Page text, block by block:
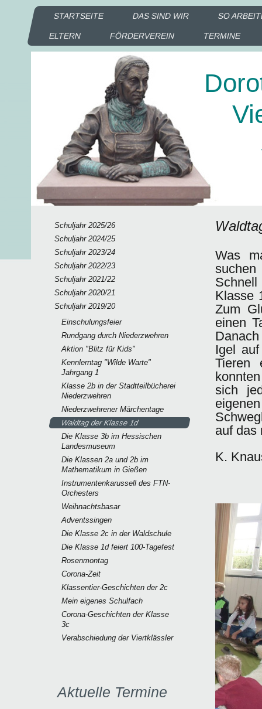
STARTSEITE DAS SIND WIR SO
ELTERN FÖRDERVEREIN TERMINE
Was
Schnell
Klasse
Zum
einen
Igel
Tieren
sich
auf das
K.
Schuljahr 2025/26
Schuljahr 2024/25
Schuljahr 2023/24
Schuljahr 2022/23
Schuljahr 2021/22
Schuljahr 2020/21
Schuljahr 2019/20
Einschulungsfeier
Rundgang durch Niederzwehren
Aktion "Blitz für Kids"
Kennlerntag "Wilde Warte"
Jahrgang 1
Klasse 2b in der Stadtteilbücherei
Niederzwehren
Niederzwehrener Märchentage
Waldtag der Klasse 1d
Die Klasse 3b im Hessischen
Landesmuseum
Die Klassen 2a und 2b im
Mathematikum in Gießen
Instrumentenkarussell des FTN-
Orchesters
Weihnachtsbasar
Adventssingen
Die Klasse 2c in der Waldschule
Die Klasse 1d feiert 100-Tagefest
Rosenmontag
Corona-Zeit
Klassentier-Geschichten der 2c
Mein eigenes Schulfach
Corona-Geschichten der Klasse
3c
Verabschiedung der Viertklässler
Aktuelle Termine